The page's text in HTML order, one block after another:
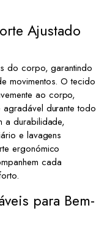
Ajustado
do corpo, garantindo
movimentos. O tecido
ao corpo,
durante todo
a durabilidade,
e lavagens
ergonómico
cada
para Bem-